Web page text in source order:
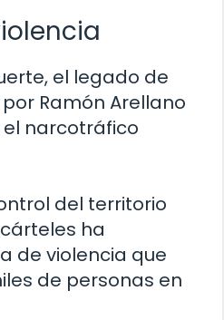
el legado de
Ramón Arellano
el narcotráfico
del territorio
ha
de violencia que
de personas en